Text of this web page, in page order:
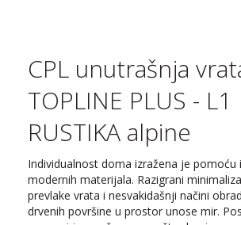
CPL unutrašnja
TOPLINE PLUS - L1
RUSTIKA alpine
Individualnost doma izražena je pomoću
modernih materijala. Razigrani
prevlake vrata i nesvakidašnji načini
drvenih površine u prostor unose mir.